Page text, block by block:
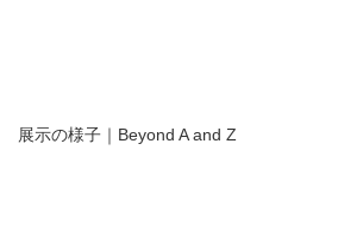
展示の様子｜Beyond A and Z